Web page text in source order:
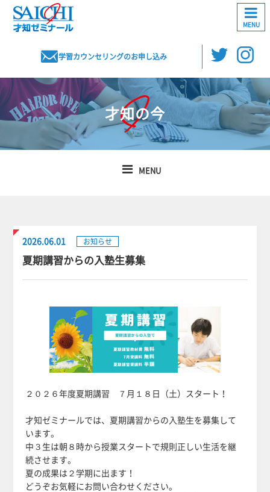
学習カウンセリングのお申し込み
MENU
才知の今
MENU
2026.06.01 お知らせ
夏期講習からの入塾生募集
２０２６年度夏期講習 ７月１８日（土）スタート！
才知ゼミナールでは、夏期講習からの入塾生を募集して
います。
中３生は朝８時から授業スタートで規則正しい生活を継
続させます。
夏の成果は２学期に出ます！
どうぞお気軽にお問い合わせください。